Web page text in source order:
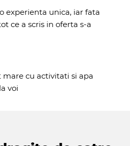
experienta unica, iar fata
ce a scris in oferta s-a
cu activitati si apa
voi